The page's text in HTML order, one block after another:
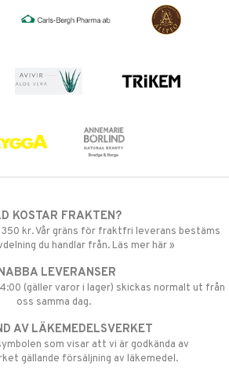
KOSTAR FRAKTEN?
kr. Vår gräns för fraktfri leverans bestäms
du handlar från. Läs mer här »
LEVERANSER
(gäller varor i lager) skickas normalt ut från
oss samma dag.
AV LÄKEMEDELSVERKET
som visar att vi är godkända av
gällande försäljning av läkemedel.